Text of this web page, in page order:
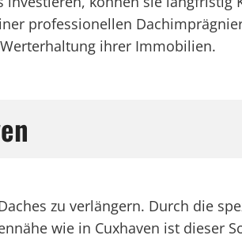
professionellen
ihrer Immobilien.
zu verlängern. Durch die
wie in Cuxhaven ist dieser